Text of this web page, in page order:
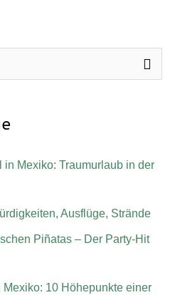
in Mexiko: Traumurlaub in der
Ausflüge, Strände
Piñatas – Der Party-Hit
10 Höhepunkte einer